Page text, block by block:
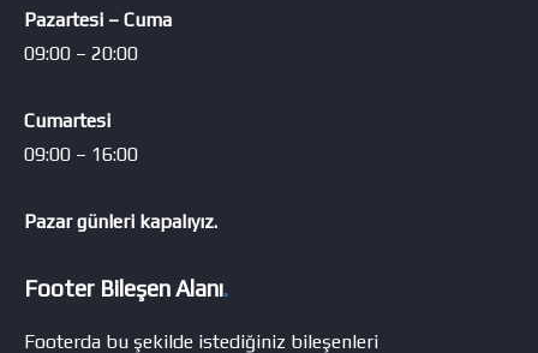
Pazartesi – Cuma
09:00 – 20:00
Cumartesi
09:00 – 16:00
Pazar günleri kapalıyız.
Footer Bileşen Alanı.
Footerda bu şekilde istediğiniz bileşenleri